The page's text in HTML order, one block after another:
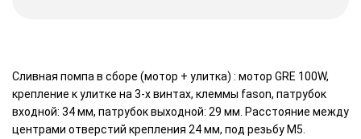
Сливная помпа в сборе (мотор + улитка) : мотор GRE 100W,
крепление к улитке на 3-х винтах, клеммы fason, патрубок
входной: 34 мм, патрубок выходной: 29 мм. Расстояние между
центрами отверстий крепления 24 мм, под резьбу М5.